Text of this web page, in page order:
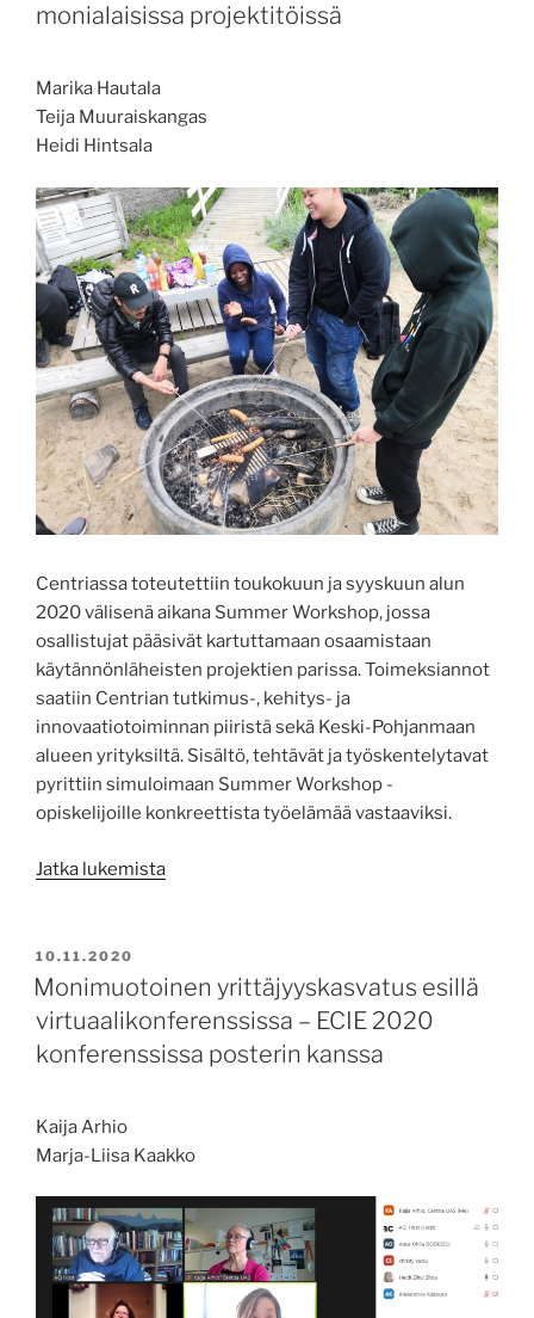
monialaisissa projektitöissä
Marika Hautala
Teija Muuraiskangas
Heidi Hintsala
Centriassa toteutettiin toukokuun ja syyskuun alun
2020 välisenä aikana Summer Workshop, jossa
osallistujat pääsivät kartuttamaan osaamistaan
käytännönläheisten projektien parissa. Toimeksiannot
saatiin Centrian tutkimus-, kehitys- ja
innovaatiotoiminnan piiristä sekä Keski-Pohjanmaan
alueen yrityksiltä. Sisältö, tehtävät ja työskentelytavat
pyrittiin simuloimaan Summer Workshop -
opiskelijoille konkreettista työelämää vastaaviksi.
Jatka lukemista”Opiskelijat
monialaisissa
projektitöissä”
JULKAISTU
10.11.2020
Monimuotoinen yrittäjyyskasvatus esillä
virtuaalikonferenssissa – ECIE 2020
konferenssissa posterin kanssa
Kaija Arhio
Marja-Liisa Kaakko